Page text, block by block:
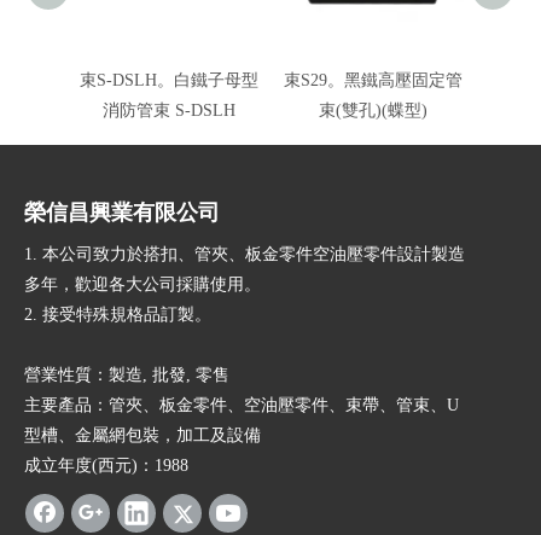
束S-DSLH。白鐵子母型
消防管束 S-DSLH
束S29。黑鐵高壓固定管
束(雙孔)(蝶型)
榮信昌興業有限公司
1. 本公司致力於搭扣、管夾、板金零件空油壓零件設計製造
多年，歡迎各大公司採購使用。
2. 接受特殊規格品訂製。
營業性質：製造, 批發, 零售
主要產品：管夾、板金零件、空油壓零件、束帶、管束、U
型槽、金屬網包裝，加工及設備
成立年度(西元)：1988